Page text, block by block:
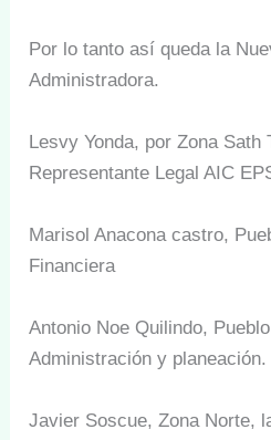
Por lo tanto así queda la
Administradora.
Lesvy Yonda, por Zona Sath
Representante Legal AIC
Marisol Anacona castro,
Financiera
Antonio Noe Quilindo,
Administración y planeación.
Javier Soscue, Zona Norte,